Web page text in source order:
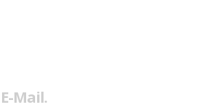
Mail.